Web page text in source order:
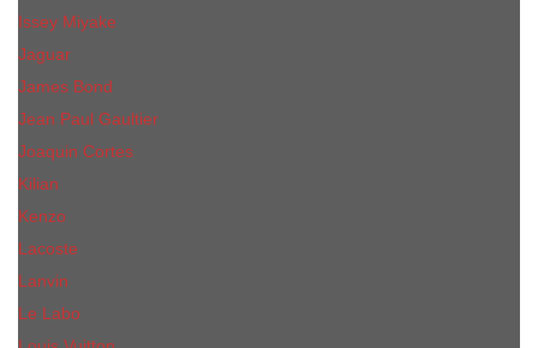
Issey Miyake
Jaguar
James Bond
Jean Paul Gaultier
Joaquin Сortes
Kilian
Kenzo
Lacoste
Lanvin
Le Labo